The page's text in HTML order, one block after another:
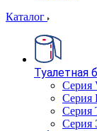
Каталог
Туалетная
Серия
Серия
Серия
Серия